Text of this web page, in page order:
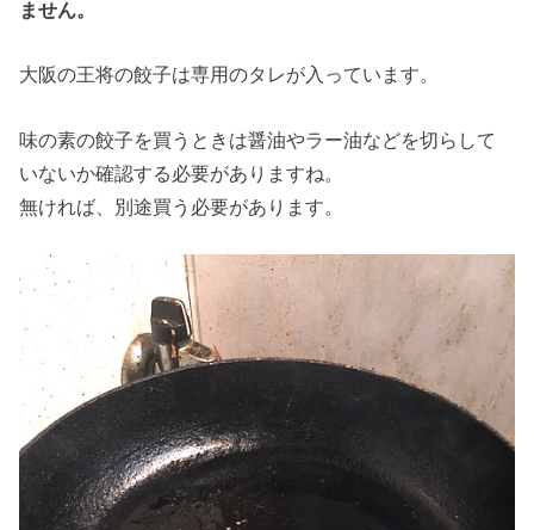
ません。
大阪の王将の餃子は専用のタレが入っています。
味の素の餃子を買うときは醤油やラー油などを切らして
いないか確認する必要がありますね。
無ければ、別途買う必要があります。